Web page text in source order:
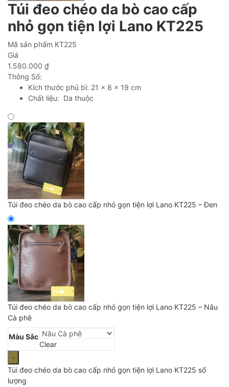
Túi đeo chéo da bò cao cấp
nhỏ gọn tiện lợi Lano KT225
Mã sản phẩm KT225
Giá
1.580.000 ₫
Thông Số:
Kích thước phủ bì: 21 x 8 x 19 cm
Chất liệu: Da thuộc
Túi đeo chéo da bò cao cấp nhỏ gọn tiện lợi Lano KT225 – Đen
Túi đeo chéo da bò cao cấp nhỏ gọn tiện lợi Lano KT225 – Nâu
Cà phê
Màu Sắc
Clear
Túi đeo chéo da bò cao cấp nhỏ gọn tiện lợi Lano KT225 số
lượng